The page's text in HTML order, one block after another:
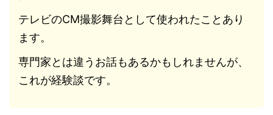
テレビのCM撮影舞台として使われたことあり
ます。
専門家とは違うお話もあるかもしれませんが、
これが経験談です。